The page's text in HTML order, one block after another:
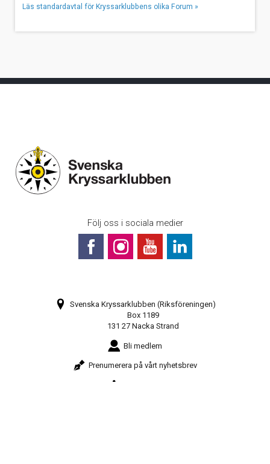
Läs standardavtal för Kryssarklubbens olika Forum »
Följ oss i sociala medier
Svenska Kryssarklubben (Riksföreningen)
Box 1189
131 27 Nacka Strand
Bli medlem
Prenumerera på vårt nyhetsbrev